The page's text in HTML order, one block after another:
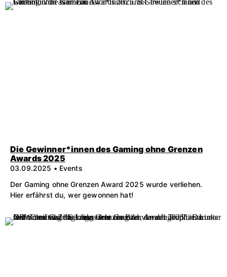
Die Gewinner*innen des Gaming ohne Grenzen
Awards 2025
03.09.2025 • Events
Der Gaming ohne Grenzen Award 2025 wurde verliehen.
Hier erfährst du, wer gewonnen hat!